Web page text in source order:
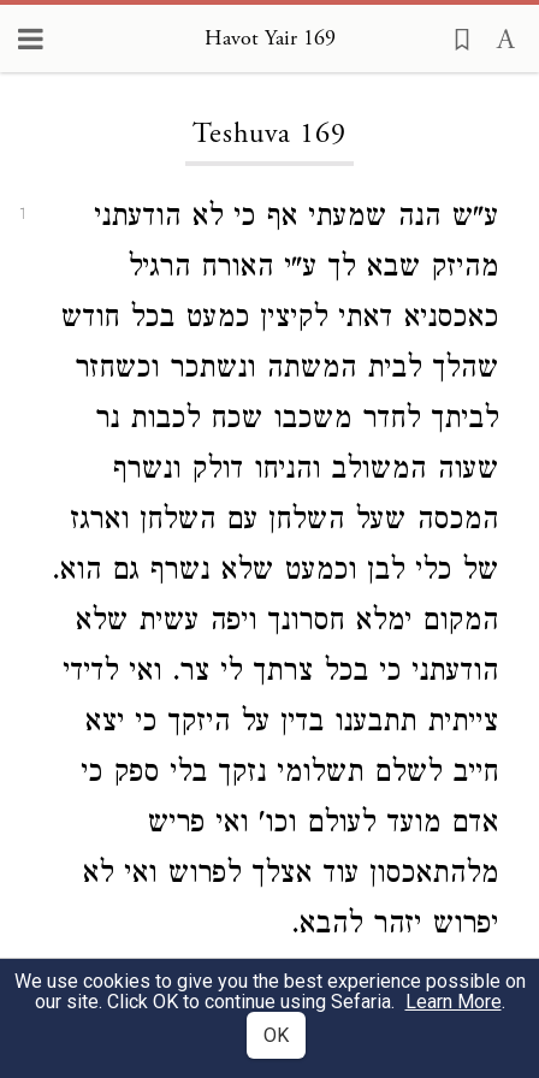
Havot Yair 169
Teshuva 169
1
ע"ש הנה שמעתי אף כי לא הודעתני
מהיזק שבא לך ע"י האורח הרגיל
כאכסניא דאתי לקיצין כמעט בכל חודש
שהלך לבית המשתה ונשתכר וכשחזר
לביתך לחדר משכבו שכח לכבות נר
שעוה המשולב והניחו דולק ונשרף
המכסה שעל השלחן עם השלחן וארגז
של כלי לבן וכמעט שלא נשרף גם הוא.
המקום ימלא חסרונך ויפה עשית שלא
הודעתני כי בכל צרתך לי צר. ואי לדידי
צייתית תתבענו בדין על היזקך כי יצא
חייב לשלם תשלומי נזקך בלי ספק כי
אדם מועד לעולם וכו' ואי פריש
מלהתאכסון עוד אצלך לפרוש ואי לא
יפרוש יזהר להבא.
כמעשה שהי' שעושר ר"פ הידוע לך בא
לדין עם שפחתו שהזהיר אותה כמה
We use cookies to give you the best experience possible on
our site. Click OK to continue using Sefaria. Learn More.
OK